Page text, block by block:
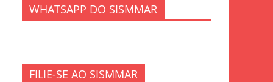
WHATSAPP DO SISMMAR
FILIE-SE AO SISMMAR